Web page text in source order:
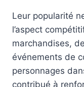
Leur popularité
l’aspect
marchandises,
événements de
personnages
contribué à